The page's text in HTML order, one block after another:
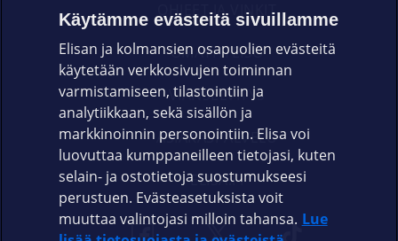
OHJEET JA VINKIT
OMAYHTEISÖ
VIANSELVITYS
ASIAKASPALVELU
ELISA.FI
Käytämme evästeitä sivuillamme
Elisan ja kolmansien osapuolien evästeitä
käytetään verkkosivujen toiminnan
varmistamiseen, tilastointiin ja
analytiikkaan, sekä sisällön ja
markkinoinnin personointiin. Elisa voi
luovuttaa kumppaneilleen tietojasi, kuten
selain- ja ostotietoja suostumukseesi
perustuen. Evästeasetuksista voit
muuttaa valintojasi milloin tahansa. Lue